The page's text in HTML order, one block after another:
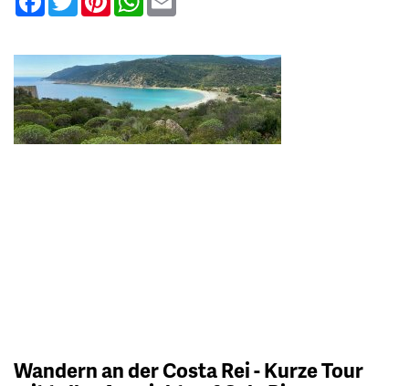
Wandern an der Costa Rei - Kurze Tour